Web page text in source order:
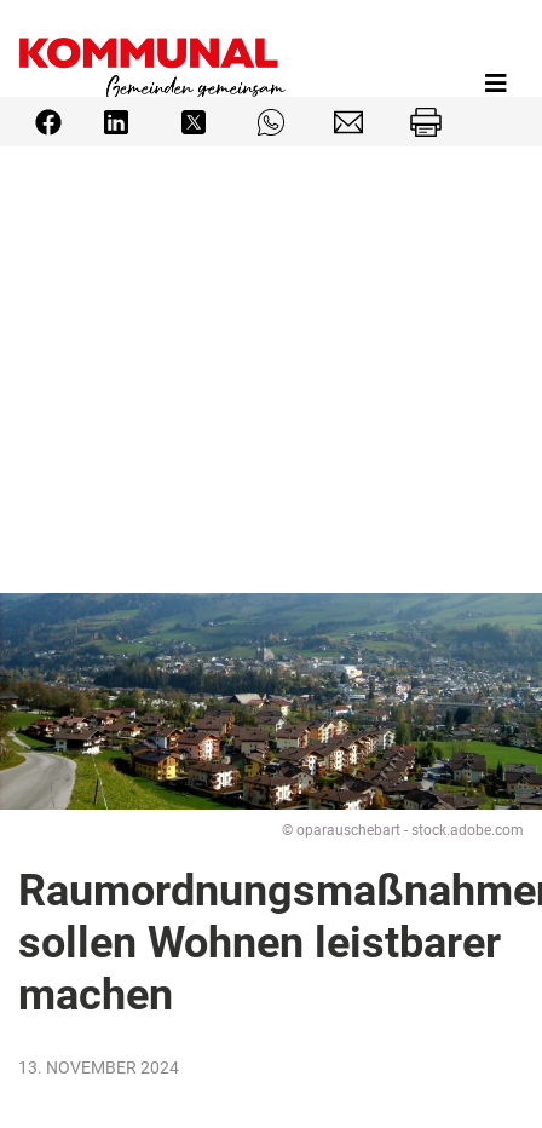
Inhalt
© oparauschebart - stock.adobe.com
sollen Wohnen leistbarer
machen
13. NOVEMBER 2024